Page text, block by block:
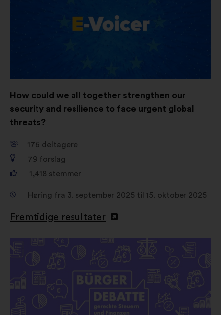
How could we all together strengthen our
security and resilience to face urgent global
threats?
176 deltagere
79 forslag
1,418 stemmer
Høring fra 3. september 2025 til 15. oktober 2025
Fremtidige resultater
ny